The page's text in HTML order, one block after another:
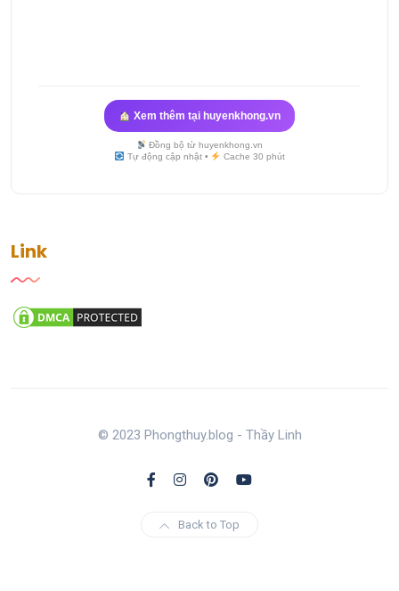
Xem thêm tại huyenkhong.vn
Đồng bộ từ huyenkhong.vn
Tự động cập nhật •
Cache 30 phút
Link
© 2023 Phongthuy.blog - Thầy Linh
Back to Top